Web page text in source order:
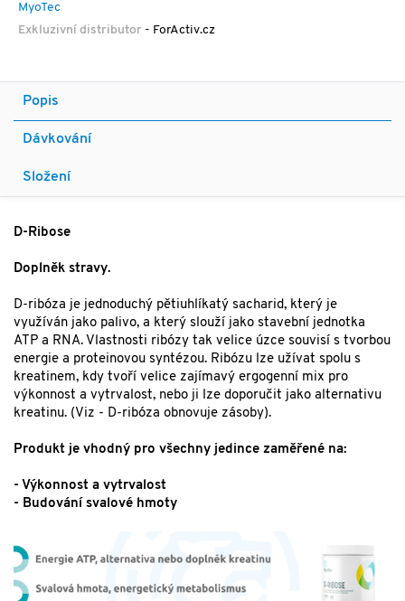
MyoTec
Exkluzivní distributor - ForActiv.cz
Popis
Dávkování
Složení
D-Ribose
Doplněk stravy.
D-ribóza je jednoduchý pětiuhlíkatý sacharid, který je
využíván jako palivo, a který slouží jako stavební jednotka
ATP a RNA. Vlastnosti ribózy tak velice úzce souvisí s tvorbou
energie a proteinovou syntézou. Ribózu lze užívat spolu s
kreatinem, kdy tvoří velice zajímavý ergogenní mix pro
výkonnost a vytrvalost, nebo ji lze doporučit jako alternativu
kreatinu. (Viz - D-ribóza obnovuje zásoby).
Produkt je vhodný pro všechny jedince zaměřené na:
- Výkonnost a vytrvalost
- Budování svalové hmoty